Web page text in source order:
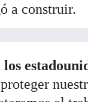
a construir.